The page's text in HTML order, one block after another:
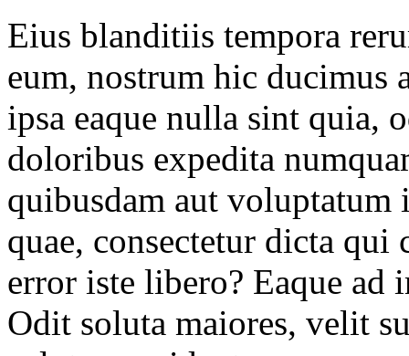
Eius blanditiis tempora
eum, nostrum hic
ipsa eaque nulla sint quia,
doloribus expedita
quibusdam aut voluptatum
quae, consectetur dicta
error iste libero? Eaque ad
Odit soluta maiores, velit